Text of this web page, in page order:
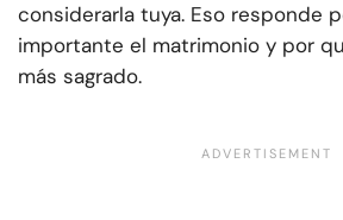
considerarla tuya. Eso responde
importante el matrimonio y por
más sagrado.